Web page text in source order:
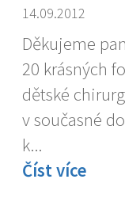
14.09.2012
Děkujeme
20 krásných
dětské
v současné
k...
Číst více